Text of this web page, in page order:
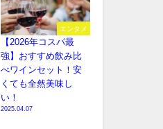
エンタメ
【2026年コスパ最
強】おすすめ飲み比
べワインセット！安
くても全然美味し
い！
2025.04.07